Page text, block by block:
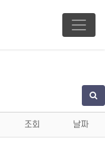
조회 날짜